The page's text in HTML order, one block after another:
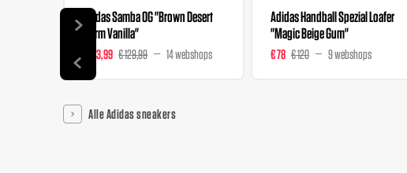
Adidas Samba OG "Brown Desert
Warm Vanilla"
€ 103,99 € 129,99 14 webshops
Adidas Handball Spezial Loafer
"Magic Beige Gum"
€ 78 € 120 9 webshops
Alle Adidas sneakers